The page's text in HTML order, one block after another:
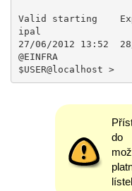
Valid starting
ipal
27/06/2012 13:52
@EINFRA
$USER@localhost >
do